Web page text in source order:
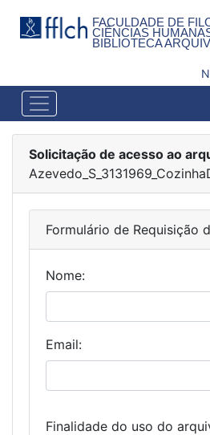
FACULDADE DE
CIÊNCIAS
BIBLIOTECA
Solicitação de acesso ao
Formulário de Requisição
Nome:
Email:
Finalidade do uso do